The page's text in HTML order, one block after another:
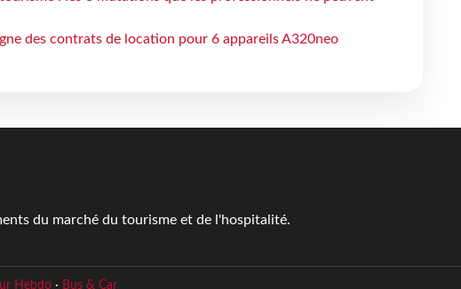
des contrats de location pour 6 appareils A320neo
du marché du tourisme et de l'hospitalité.
Hebdo· Bus & Car